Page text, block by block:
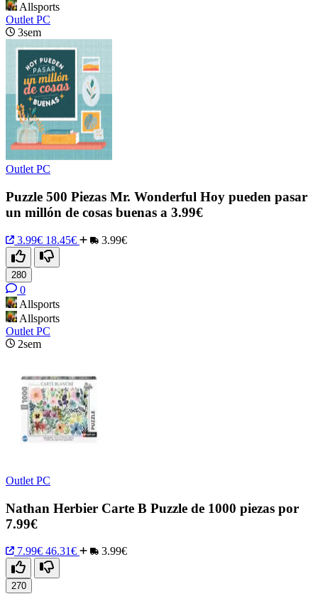
Allsports
Outlet PC
3sem
Outlet PC
Puzzle 500 Piezas Mr. Wonderful Hoy pueden pasar
un millón de cosas buenas a 3.99€
3.99€ 18.45€ 3.99€
280
0
Allsports
Allsports
Outlet PC
2sem
Outlet PC
Nathan Herbier Carte B Puzzle de 1000 piezas por
7.99€
7.99€ 46.31€ 3.99€
270